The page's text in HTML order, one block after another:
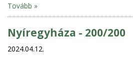
Tovább »
Nyíregyháza - 200/200
2024.04.12.